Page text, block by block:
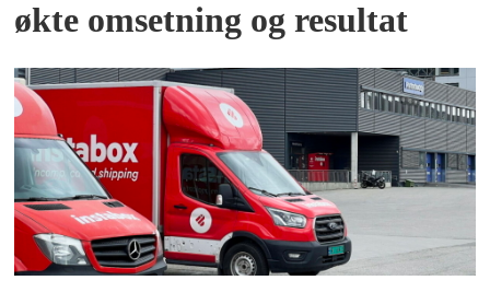
økte omsetning og resultat